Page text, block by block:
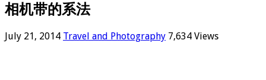
相机带的系法
July 21, 2014 Travel and Photography 7,634 Views